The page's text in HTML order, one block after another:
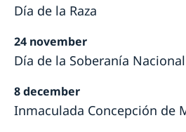
Día de la Raza
24 november
Día de la Soberanía Nacional
8 december
Inmaculada Concepción de